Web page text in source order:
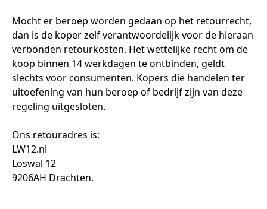
Mocht er beroep worden gedaan op het retourrecht,
dan is de koper zelf verantwoordelijk voor de hieraan
verbonden retourkosten. Het wettelijke recht om de
koop binnen 14 werkdagen te ontbinden, geldt
slechts voor consumenten. Kopers die handelen ter
uitoefening van hun beroep of bedrijf zijn van deze
regeling uitgesloten.
Ons retouradres is:
LW12.nl
Loswal 12
9206AH Drachten.